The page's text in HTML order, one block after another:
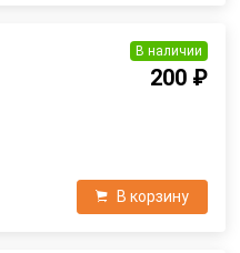
В наличии
200 ₽
В корзину